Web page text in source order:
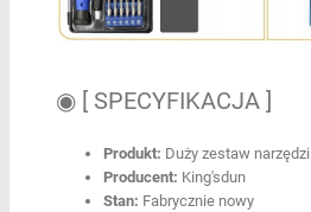
◉ [ SPECYFIKACJA ]
Produkt: Duży zestaw narzędzi
Producent: King'sdun
Stan: Fabrycznie nowy